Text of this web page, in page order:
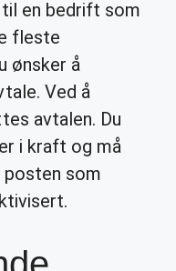
til en bedrift som
fleste
ønsker å
Ved å
avtalen. Du
i kraft og må
som